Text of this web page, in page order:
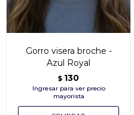
Gorro visera broche -
Azul Royal
$ 130